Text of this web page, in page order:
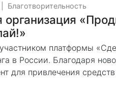
Благотворительность
организация
платформы
в России. Благодаря
для привлечения